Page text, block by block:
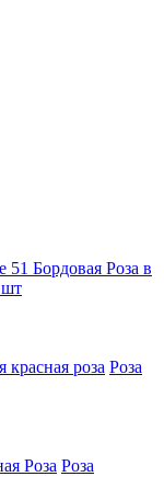
51 Бордовая Роза в
шт
красная роза Роза
Роза Роза